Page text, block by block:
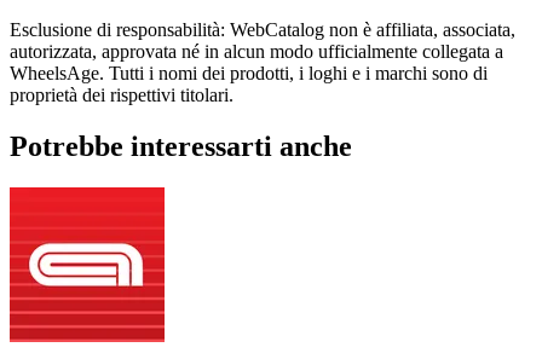
Esclusione di responsabilità: WebCatalog non è affiliata, associata,
autorizzata, approvata né in alcun modo ufficialmente collegata a
WheelsAge. Tutti i nomi dei prodotti, i loghi e i marchi sono di
proprietà dei rispettivi titolari.
Potrebbe interessarti anche